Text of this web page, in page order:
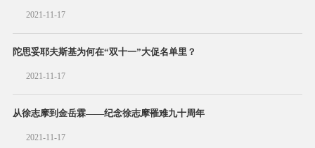
2021-11-17
陀思妥耶夫斯基为何在“双十一”大促名单里？
2021-11-17
从徐志摩到金岳霖——纪念徐志摩罹难九十周年
2021-11-17